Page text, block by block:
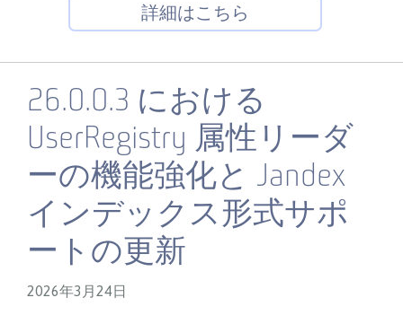
詳細はこちら
26.0.0.3 における
UserRegistry 属性リーダ
ーの機能強化と Jandex
インデックス形式サポ
ートの更新
2026年3月24日